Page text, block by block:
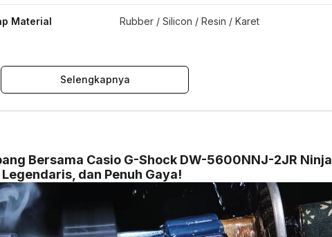
Material Rubber / Silicon / Resin / Karet
Selengkapnya
Bersama Casio G-Shock DW-5600NNJ-2JR Ninja
dan Penuh Gaya!